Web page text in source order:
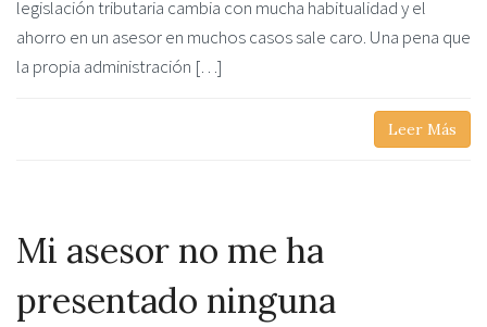
legislación tributaria cambia con mucha habitualidad y el
ahorro en un asesor en muchos casos sale caro. Una pena que
la propia administración […]
Leer Más
Mi asesor no me ha
presentado ninguna